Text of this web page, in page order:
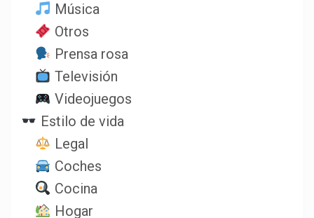
Música
Otros
Prensa rosa
Televisión
Videojuegos
Estilo de vida
Legal
Coches
Cocina
Hogar